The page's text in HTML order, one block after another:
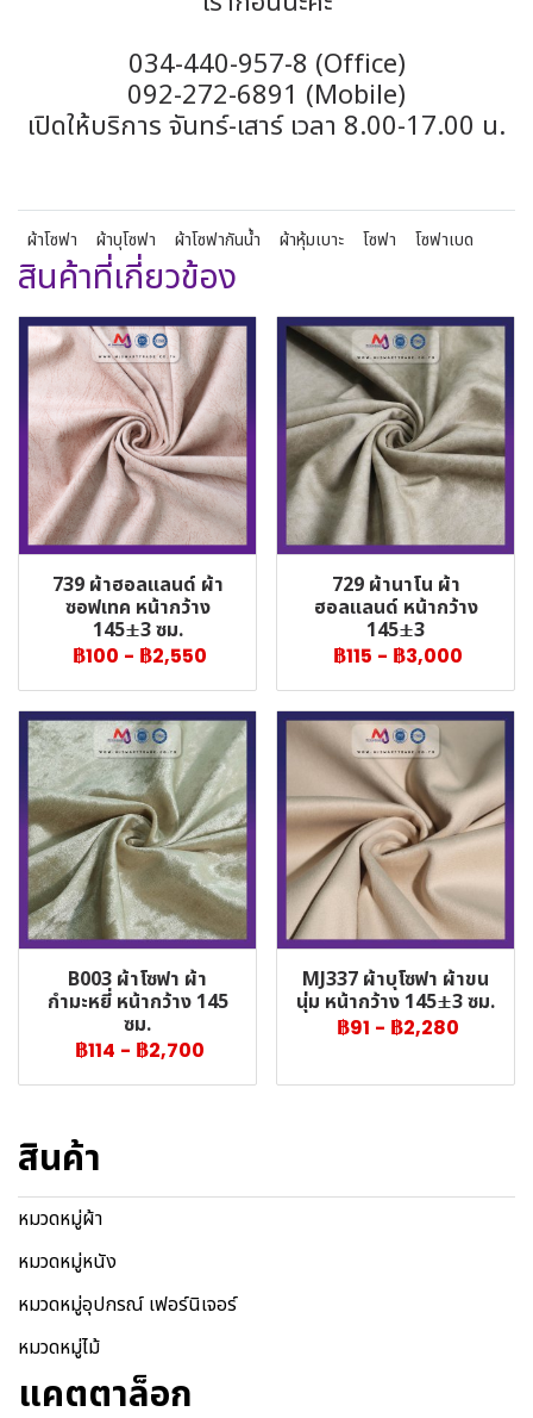
034-440-957-8 (Office)
092-272-6891 (Mobile)
เปิดให้บริการ จันทร์-เสาร์ เวลา 8.00-17.00 น.
ผ้าโซฟา ผ้าบุโซฟา ผ้าโซฟากันน้ำ ผ้าหุ้มเบาะ โซฟา โซฟาเบด
สินค้าที่เกี่ยวข้อง
739 ผ้าฮอลแลนด์ ผ้า
ซอฟเทค หน้ากว้าง
145±3 ซม.
฿100 - ฿2,550
729 ผ้านาโน ผ้า
ฮอลแลนด์ หน้ากว้าง
145±3
฿115 - ฿3,000
B003 ผ้าโซฟา ผ้า
กำมะหยี่ หน้ากว้าง 145
ซม.
฿114 - ฿2,700
MJ337 ผ้าบุโซฟา ผ้าขน
นุ่ม หน้ากว้าง 145±3 ซม.
฿91 - ฿2,280
สินค้า
หมวดหมู่ผ้า
หมวดหมู่หนัง
หมวดหมู่อุปกรณ์ เฟอร์นิเจอร์
หมวดหมู่ไม้
แคตตาล็อก